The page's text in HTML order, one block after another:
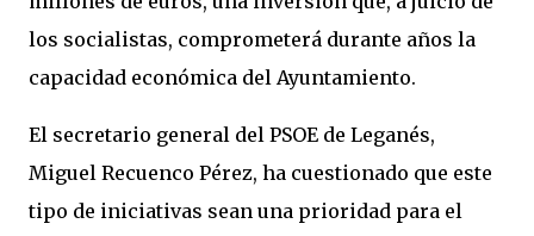
los socialistas, comprometerá durante años la
capacidad económica del Ayuntamiento.
El secretario general del PSOE de Leganés,
Miguel Recuenco Pérez, ha cuestionado que este
tipo de iniciativas sean una prioridad para el